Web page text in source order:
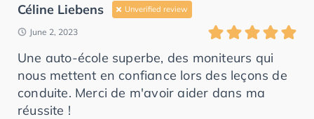
Céline Liebens Unverified review
June 2, 2023
Une auto-école superbe, des moniteurs qui
nous mettent en confiance lors des leçons de
conduite. Merci de m'avoir aider dans ma
réussite !